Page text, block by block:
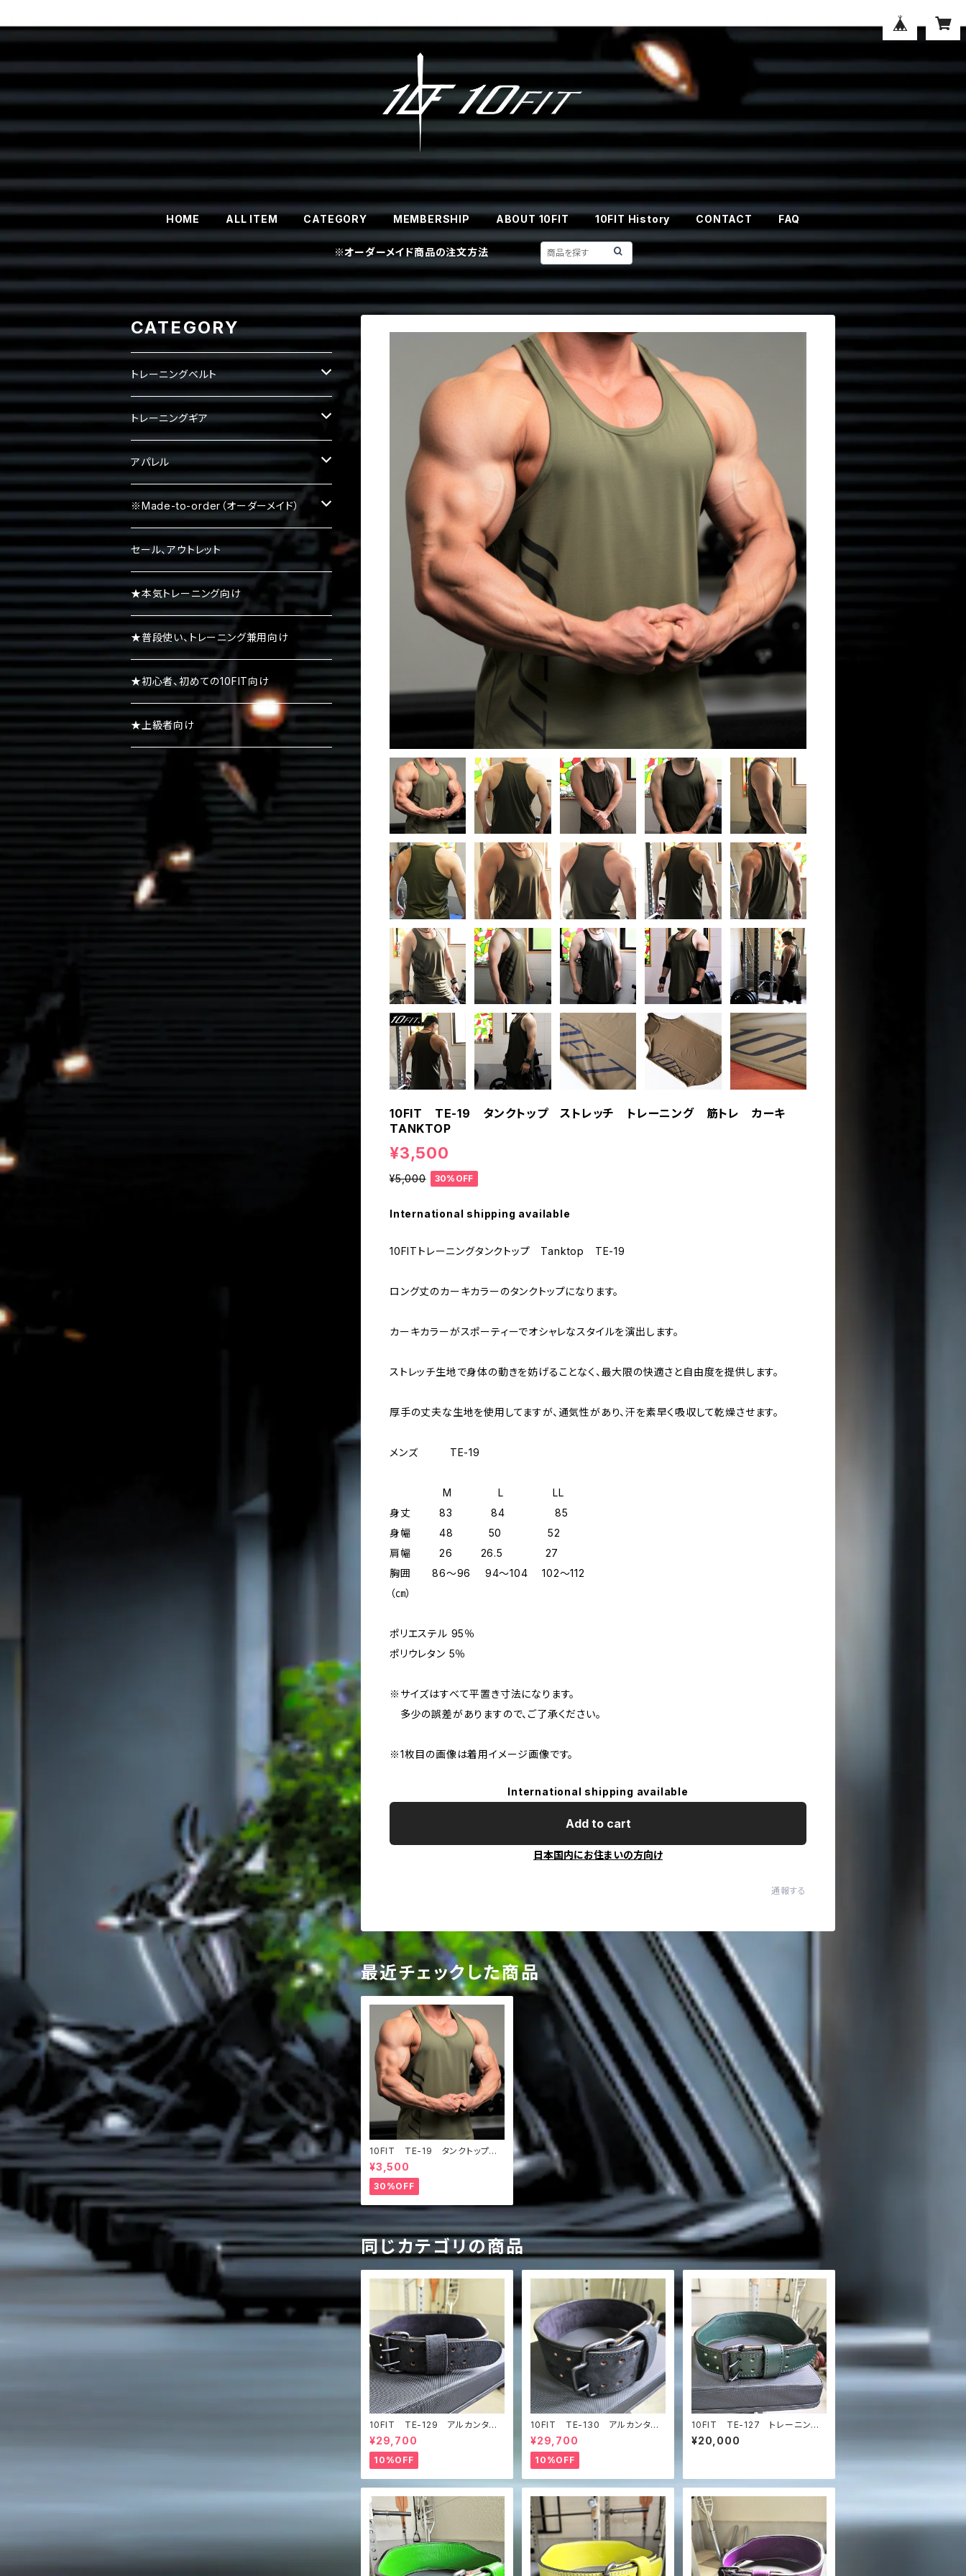
HOME ALL ITEM CATEGORY MEMBERSHIP ABOUT 10FIT 10FIT History CONTACT FAQ
※オーダーメイド商品の注文方法
10FIT TE-19 タンクトップ ストレッチ トレーニング 筋トレ カーキ
TANKTOP
¥3,500
¥5,000 30%OFF
International shipping available
10FITトレーニングタンクトップ Tanktop TE-19
ロング丈のカーキカラーのタンクトップになります。
カーキカラーがスポーティーでオシャレなスタイルを演出します。
ストレッチ生地で身体の動きを妨げることなく、最大限の快適さと自由度を提供します。
厚手の丈夫な生地を使用してますが、通気性があり、汗を素早く吸収して乾燥させます。
メンズ TE-19
M L LL
身丈 83 84 85
身幅 48 50 52
肩幅 26 26.5 27
胸囲 86～96 94～104 102～112
（㎝）
ポリエステル 95％
ポリウレタン 5％
※サイズはすべて平置き寸法になります。
多少の誤差がありますので、ご了承ください。
※1枚目の画像は着用イメージ画像です。
International shipping available
Add to cart
日本国内にお住まいの方向け
通報する
最近チェックした商品
10FIT TE-19 タンクトップ
ストレッチ トレーニング 筋ト
レ カーキ TANKTOP
¥3,500
30%OFF
同じカテゴリの商品
10FIT TE-129 アルカンター
ラ ウルトラスエード トレーニン
グベルト リフティングベルト パ
ワーベルト 黒 lifting belt po
wer belt
¥29,700
10%OFF
10FIT TE-130 アルカンター
ラ ウルトラスエード フックバッ
クルベルト トレーニングベルト
リフティングベルト パワーベルト
黒 lifting belt power belt
¥29,700
10%OFF
10FIT TE-127 トレーニング
ベルト リフティングベルト パワ
ーベルト レザー ダークグリー
¥20,000
CATEGORY
トレーニングベルト
レバーベルト
パワーベルト
トレーニングギア
パワーグリップ
エルボースリーブ
ニースリーブ
ニーラップ
リストラップ
リストストラップ
アパレル
タンクトップ
Ｔシャツ
ハーフパンツ
キャップ
※Made-to-order（オーダーメイド）
Tシャツ
タンクトップ
ロンＴ
パーカー
スエット・トレーナー
キャップ・ニット帽
シューズ・スニーカー・サンダル
セール、アウトレット
★本気トレーニング向け
★普段使い、トレーニング兼用向け
★初心者、初めての10FIT向け
★上級者向け